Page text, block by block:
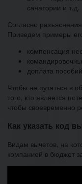
санатории и т.д.
Согласно
Приведем примеры
компенсация
доплата
Чтобы не путаться в
того, кто является
чтобы своевременно
Как указать код
Видам вычетов, на
компанией в бюджет